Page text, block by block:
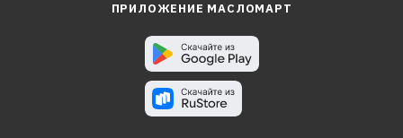
ПРИЛОЖЕНИЕ МАСЛОМАРТ